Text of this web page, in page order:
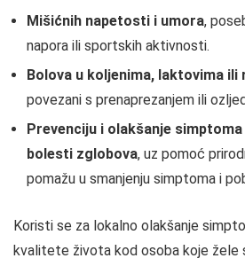
Mišićnih napetosti i umora,
napora ili sportskih aktivnosti.
Bolova u koljenima, laktovima ili
povezani s prenaprezanjem ili
Prevenciju i olakšanje
bolesti zglobova, uz pomoć
pomažu u smanjenju simptoma i
Koristi se za lokalno olakšanje
kvalitete života kod osoba koje žele